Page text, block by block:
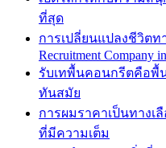
ที่สุด
การเปลี่ยนแปลงชีวิต
Recruitment Company
รับเทพื้นคอนกรีตคือพื้
ทันสมัย
การผมราคาเป็นทาง
ที่มีความเต็ม